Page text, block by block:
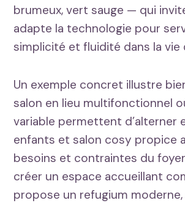
brumeux, vert sauge — qui
adapte la technologie pour
simplicité et fluidité dans la vie
Un exemple concret illustre
salon en lieu multifonctionnel
variable permettent d’alterner
enfants et salon cosy propice
besoins et contraintes du
créer un espace accueillant
propose un refugium moderne,